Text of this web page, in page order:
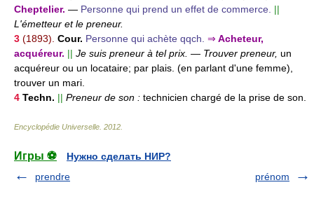
Cheptelier. — Personne qui prend un effet de commerce. ||
L'émetteur et le preneur.
3 (1893). Cour. Personne qui achète qqch. ⇒ Acheteur,
acquéreur. || Je suis preneur à tel prix. — Trouver preneur, un
acquéreur ou un locataire; par plais. (en parlant d'une femme),
trouver un mari.
4 Techn. || Preneur de son : technicien chargé de la prise de son.
Encyclopédie Universelle 2012
Игры ⚽
Нужно сделать НИР?
prendre
prénom